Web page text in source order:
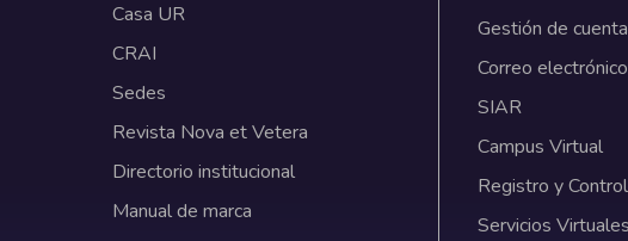
Casa UR
CRAI
Sedes
Revista Nova et Vetera
Directorio institucional
Manual de marca
Gestión de
Correo electrónico
SIAR
Campus Virtual
Registro y Control
Servicios Virtuales